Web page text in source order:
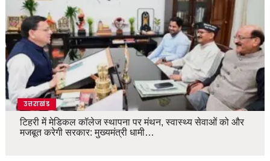
उत्तराखंड
टिहरी में मेडिकल कॉलेज स्थापना पर मंथन, स्वास्थ्य सेवाओं को और
मजबूत करेगी सरकार: मुख्यमंत्री धामी…